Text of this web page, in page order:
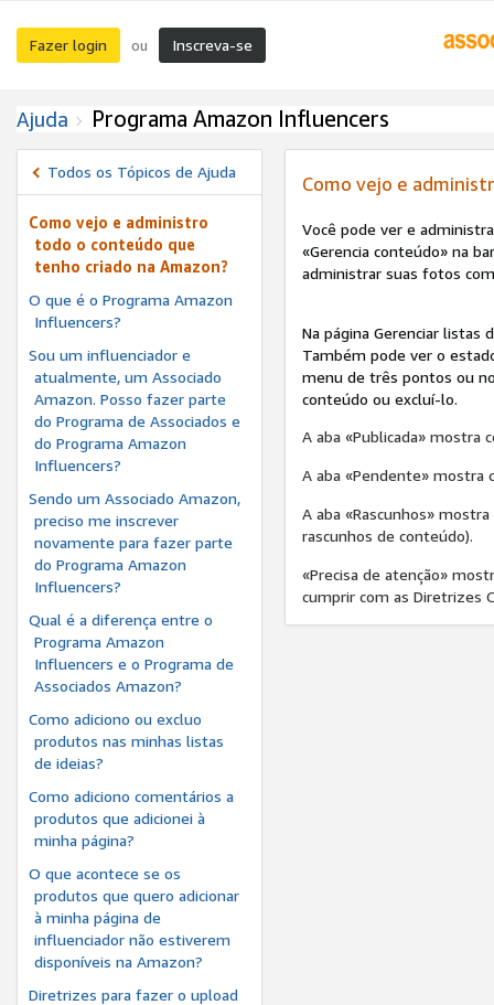
Fazer login ou Inscreva-se
Ajuda Programa Amazon Influencers
Todos os Tópicos de Ajuda
Como vejo e administro
todo o conteúdo que
tenho criado na Amazon?
O que é o Programa Amazon
Influencers?
Sou um influenciador e
atualmente, um Associado
Amazon. Posso fazer parte
do Programa de Associados e
do Programa Amazon
Influencers?
Sendo um Associado Amazon,
preciso me inscrever
novamente para fazer parte
do Programa Amazon
Influencers?
Qual é a diferença entre o
Programa Amazon
Influencers e o Programa de
Associados Amazon?
Como adiciono ou excluo
produtos nas minhas listas
de ideias?
Como adiciono comentários a
produtos que adicionei à
minha página?
O que acontece se os
produtos que quero adicionar
à minha página de
influenciador não estiverem
disponíveis na Amazon?
Diretrizes para fazer o upload
Como vejo e
Você pode ver e
«Gerencia conteúdo» na
administrar suas fotos
Na página Gerenciar
Também pode ver o
menu de três pontos ou
conteúdo ou excluí-lo.
A aba «Publicada» mostra
A aba «Pendente» mostra
A aba «Rascunhos»
rascunhos de conteúdo).
«Precisa de atenção»
cumprir com as Diretrizes